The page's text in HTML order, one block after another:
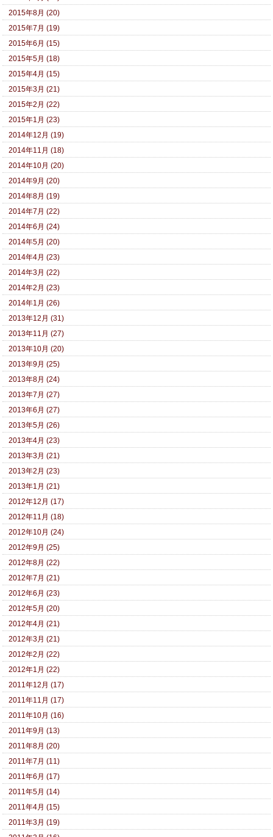
2015年8月 (20)
2015年7月 (19)
2015年6月 (15)
2015年5月 (18)
2015年4月 (15)
2015年3月 (21)
2015年2月 (22)
2015年1月 (23)
2014年12月 (19)
2014年11月 (18)
2014年10月 (20)
2014年9月 (20)
2014年8月 (19)
2014年7月 (22)
2014年6月 (24)
2014年5月 (20)
2014年4月 (23)
2014年3月 (22)
2014年2月 (23)
2014年1月 (26)
2013年12月 (31)
2013年11月 (27)
2013年10月 (20)
2013年9月 (25)
2013年8月 (24)
2013年7月 (27)
2013年6月 (27)
2013年5月 (26)
2013年4月 (23)
2013年3月 (21)
2013年2月 (23)
2013年1月 (21)
2012年12月 (17)
2012年11月 (18)
2012年10月 (24)
2012年9月 (25)
2012年8月 (22)
2012年7月 (21)
2012年6月 (23)
2012年5月 (20)
2012年4月 (21)
2012年3月 (21)
2012年2月 (22)
2012年1月 (22)
2011年12月 (17)
2011年11月 (17)
2011年10月 (16)
2011年9月 (13)
2011年8月 (20)
2011年7月 (11)
2011年6月 (17)
2011年5月 (14)
2011年4月 (15)
2011年3月 (19)